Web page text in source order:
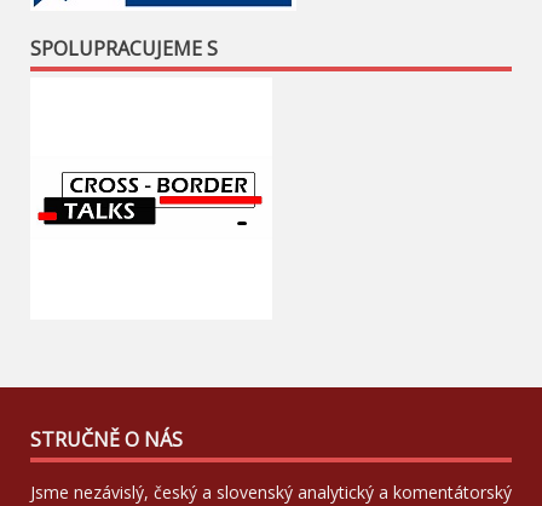
SPOLUPRACUJEME S
STRUČNĚ O NÁS
Jsme nezávislý, český a slovenský analytický a komentátorský